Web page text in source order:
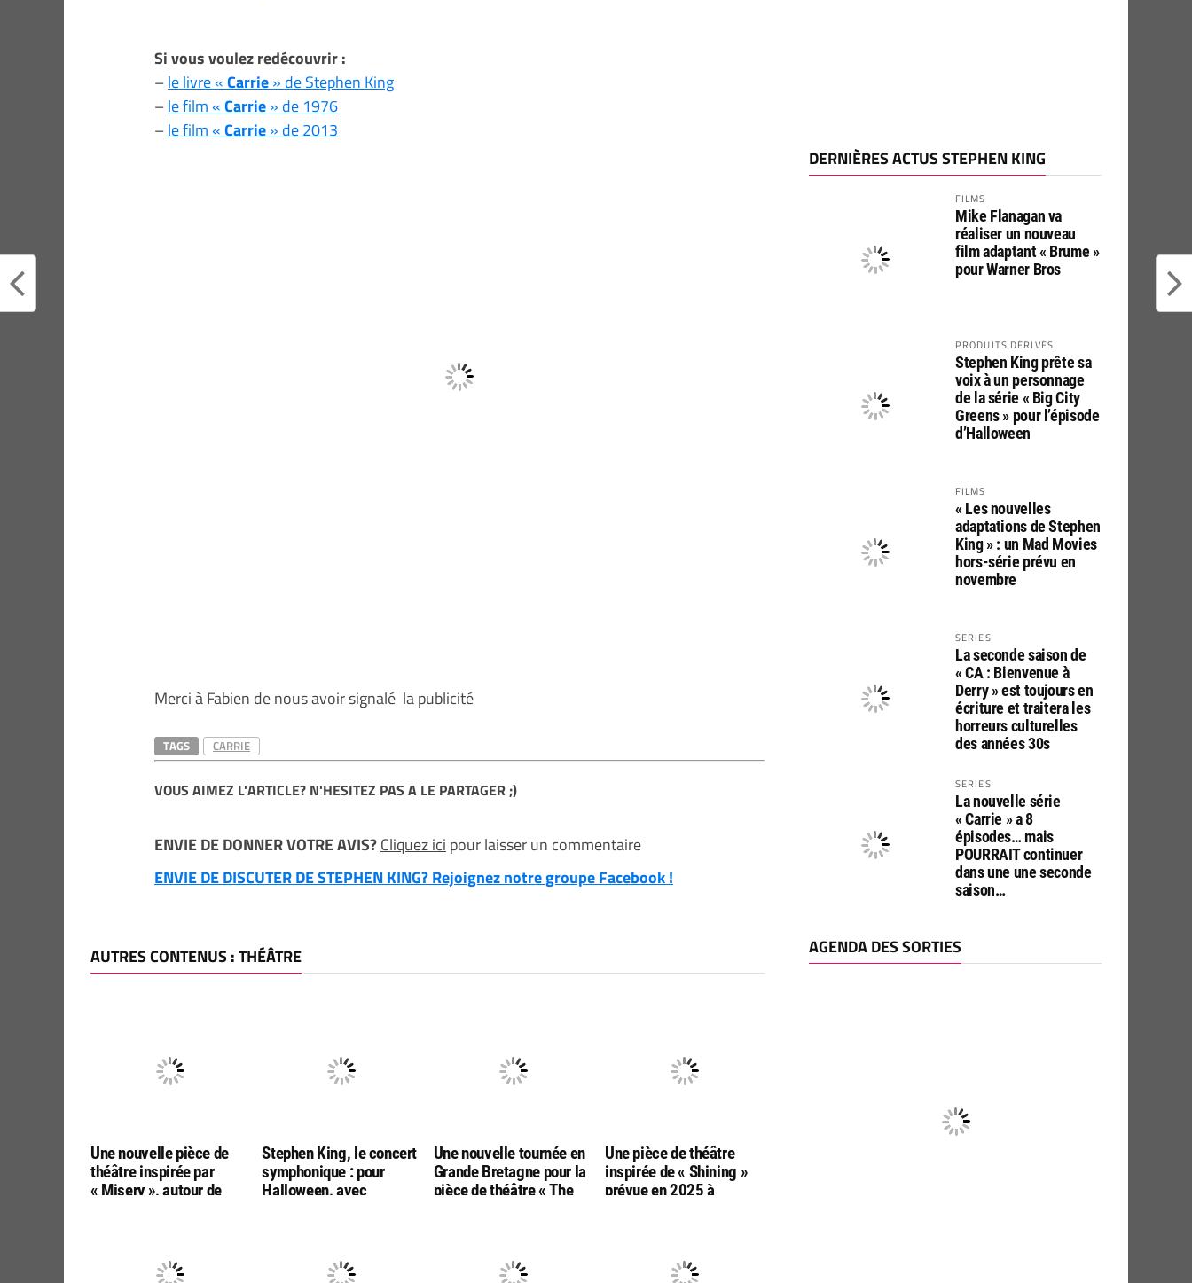
Si vous voulez redécouvrir :
–le livre «Carrie» de Stephen King
–le film «Carrie» de 1976
–le film «Carrie» de 2013
Merci à Fabien de nous avoir signalé la publicité
TAGS CARRIE
VOUS AIMEZ L'ARTICLE? N'HESITEZ PAS A LE PARTAGER ;)
ENVIE DE DONNER VOTRE AVIS?Cliquez ici pour laisser un commentaire
ENVIE DE DISCUTER DE STEPHEN KING? Rejoignez notre groupe Facebook !
AUTRES CONTENUS : THÉÂTRE
Une nouvelle pièce de
théâtre inspirée par
« Misery », autour de
Stephen King, le concert
symphonique : pour
Halloween, avec
Une nouvelle tournée en
Grande Bretagne pour la
pièce de théâtre « The
Une pièce de théâtre
inspirée de « Shining »
prévue en 2025 à
DERNIÈRES ACTUS STEPHEN KING
FILMS
Mike Flanagan va
réaliser un nouveau
film adaptant « Brume »
pour Warner Bros
PRODUITS DÉRIVÉS
Stephen King prête sa
voix à un personnage
de la série « Big City
Greens » pour l’épisode
d’Halloween
FILMS
« Les nouvelles
adaptations de Stephen
King » : un Mad Movies
hors-série prévu en
novembre
SERIES
La seconde saison de
« CA : Bienvenue à
Derry » est toujours en
écriture et traitera les
horreurs culturelles
des années 30s
SERIES
La nouvelle série
« Carrie » a 8
épisodes… mais
POURRAIT continuer
dans une une seconde
saison…
AGENDA DES SORTIES